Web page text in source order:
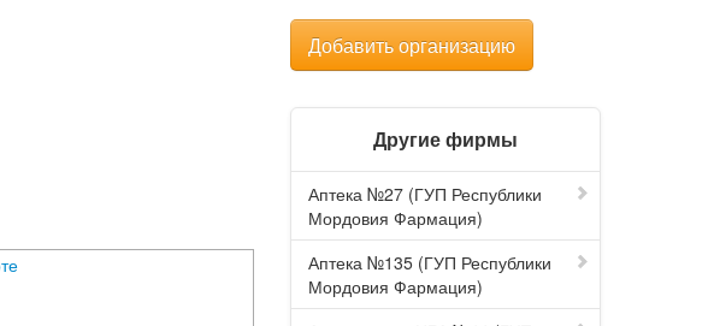
Добавить организацию
Другие фирмы
Аптека №27 (ГУП Республики
Мордовия Фармация)
Аптека №135 (ГУП Республики
Мордовия Фармация)